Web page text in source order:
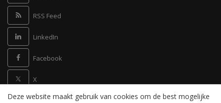
RSS Feed
LinkedIn
Facebook
X
Deze website maakt gebruik van cookies om de best mogelijke